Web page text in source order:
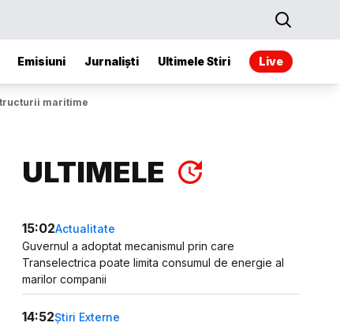
Emisiuni Jurnaliști Ultimele Stiri Live
maritime
ULTIMELE
15:02Actualitate
Guvernul a adoptat mecanismul prin care
Transelectrica poate limita consumul de energie al
marilor companii
14:52Știri Externe